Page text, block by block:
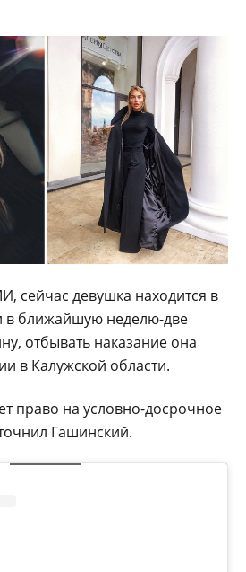
сейчас девушка находится в
в ближайшую неделю-две
отбывать наказание она
в Калужской области.
право на условно-досрочное
Гашинский.